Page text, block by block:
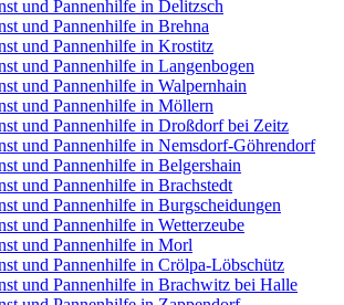
und Pannenhilfe in Delitzsch
und Pannenhilfe in Brehna
und Pannenhilfe in Krostitz
und Pannenhilfe in Langenbogen
und Pannenhilfe in Walpernhain
und Pannenhilfe in Möllern
und Pannenhilfe in Droßdorf bei Zeitz
und Pannenhilfe in Nemsdorf-Göhrendorf
und Pannenhilfe in Belgershain
und Pannenhilfe in Brachstedt
und Pannenhilfe in Burgscheidungen
und Pannenhilfe in Wetterzeube
und Pannenhilfe in Morl
und Pannenhilfe in Crölpa-Löbschütz
und Pannenhilfe in Brachwitz bei Halle